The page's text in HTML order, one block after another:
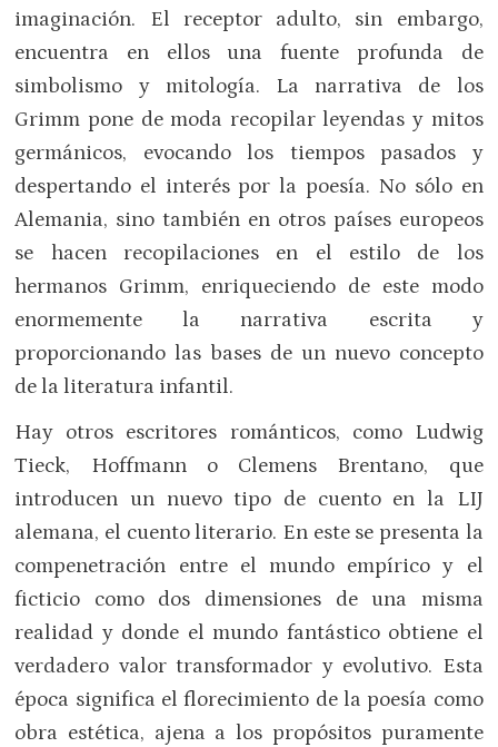
imaginación. El receptor adulto, sin embargo,
encuentra en ellos una fuente profunda de
simbolismo y mitología. La narrativa de los
Grimm pone de moda recopilar leyendas y mitos
germánicos, evocando los tiempos pasados y
despertando el interés por la poesía. No sólo en
Alemania, sino también en otros países europeos
se hacen recopilaciones en el estilo de los
hermanos Grimm, enriqueciendo de este modo
enormemente la narrativa escrita y
proporcionando las bases de un nuevo concepto
de la literatura infantil.
Hay otros escritores románticos, como Ludwig
Tieck, Hoffmann o Clemens Brentano, que
introducen un nuevo tipo de cuento en la LIJ
alemana, el cuento literario. En este se presenta la
compenetración entre el mundo empírico y el
ficticio como dos dimensiones de una misma
realidad y donde el mundo fantástico obtiene el
verdadero valor transformador y evolutivo. Esta
época significa el florecimiento de la poesía como
obra estética, ajena a los propósitos puramente